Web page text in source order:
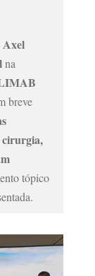
na
breve
cirurgia,
tópico